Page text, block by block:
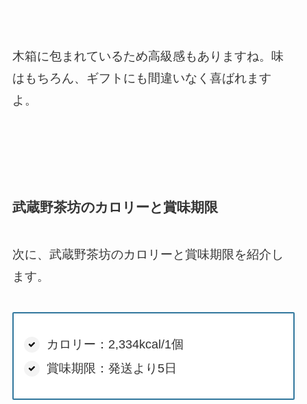
木箱に包まれているため高級感もありますね。味
はもちろん、ギフトにも間違いなく喜ばれます
よ。
武蔵野茶坊のカロリーと賞味期限
次に、武蔵野茶坊のカロリーと賞味期限を紹介し
ます。
カロリー：2,334kcal/1個
賞味期限：発送より5日